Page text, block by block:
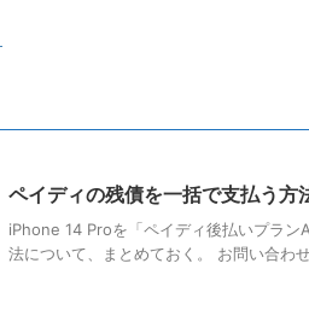
ペイディの残債を一括で支払う方
iPhone 14 Proを「ペイディ後払いプラ
法について、まとめておく。 お問い合わ